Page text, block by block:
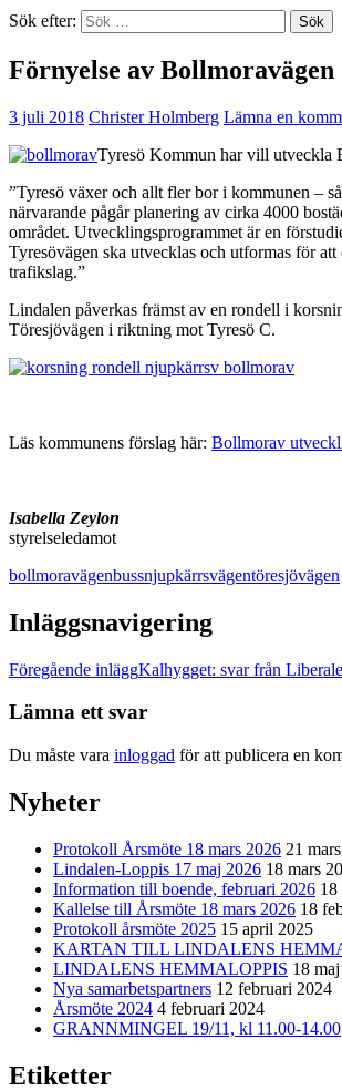
Sök efter:
Förnyelse av Bollmoravägen
3 juli 2018 Christer Holmberg Lämna en
Tyresö Kommun har vill utveckla
”Tyresö växer och allt fler bor i kommunen –
närvarande pågår planering av cirka 4000
området. Utvecklingsprogrammet är en
Tyresövägen ska utvecklas och utformas för
trafikslag.”
Lindalen påverkas främst av en rondell i
Töresjövägen i riktning mot Tyresö C.
Läs kommunens förslag här: Bollmorav
Isabella Zeylon
styrelseledamot
bollmoravägenbussnjupkärrsvägentöresjövägen
Inläggsnavigering
Föregående inläggKalhygget: svar från
Lämna ett svar
Du måste vara inloggad för att publicera en
Nyheter
Protokoll Årsmöte 18 mars 2026 21
Lindalen-Loppis 17 maj 2026 18 mars
Information till boende, februari 2026 18
Kallelse till Årsmöte 18 mars 2026 18
Protokoll årsmöte 2025 15 april 2025
KARTAN TILL LINDALENS
LINDALENS HEMMALOPPIS 18
Nya samarbetspartners 12 februari 2024
Årsmöte 2024 4 februari 2024
GRANNMINGEL 19/11, kl 11.00-14.00
Etiketter